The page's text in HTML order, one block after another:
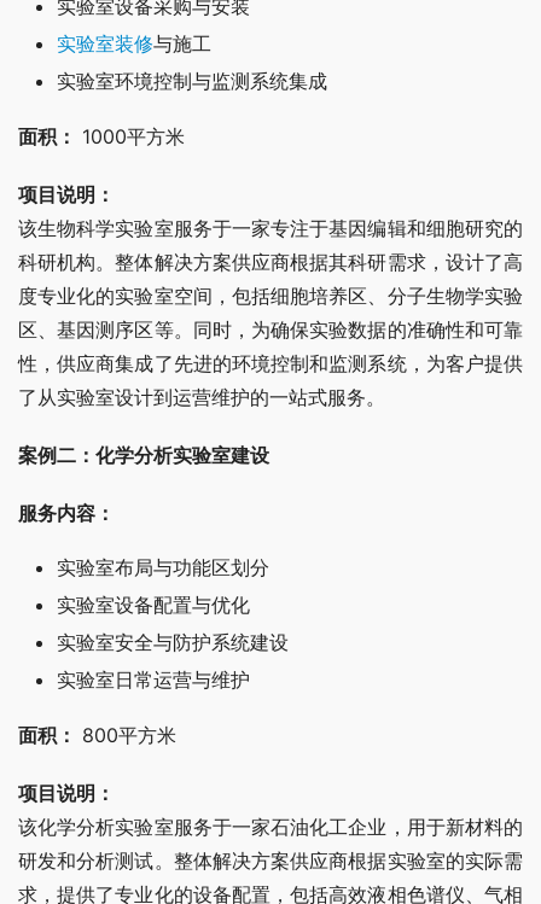
实验室设备采购与安装
实验室装修与施工
实验室环境控制与监测系统集成
面积： 1000平方米
项目说明：
该生物科学实验室服务于一家专注于基因编辑和细胞研究的
科研机构。整体解决方案供应商根据其科研需求，设计了高
度专业化的实验室空间，包括细胞培养区、分子生物学实验
区、基因测序区等。同时，为确保实验数据的准确性和可靠
性，供应商集成了先进的环境控制和监测系统，为客户提供
了从实验室设计到运营维护的一站式服务。
案例二：化学分析实验室建设
服务内容：
实验室布局与功能区划分
实验室设备配置与优化
实验室安全与防护系统建设
实验室日常运营与维护
面积： 800平方米
项目说明：
该化学分析实验室服务于一家石油化工企业，用于新材料的
研发和分析测试。整体解决方案供应商根据实验室的实际需
求，提供了专业化的设备配置，包括高效液相色谱仪、气相